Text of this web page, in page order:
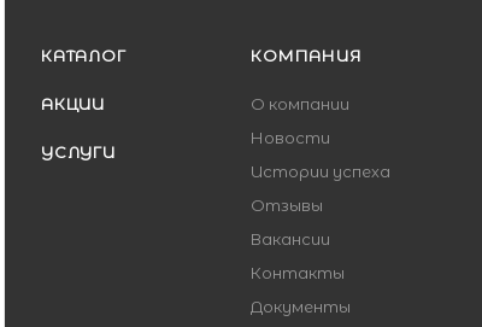
КАТАЛОГ
АКЦИИ
УСЛУГИ
КОМПАНИЯ
О компании
Новости
Истории успеха
Отзывы
Вакансии
Контакты
Документы